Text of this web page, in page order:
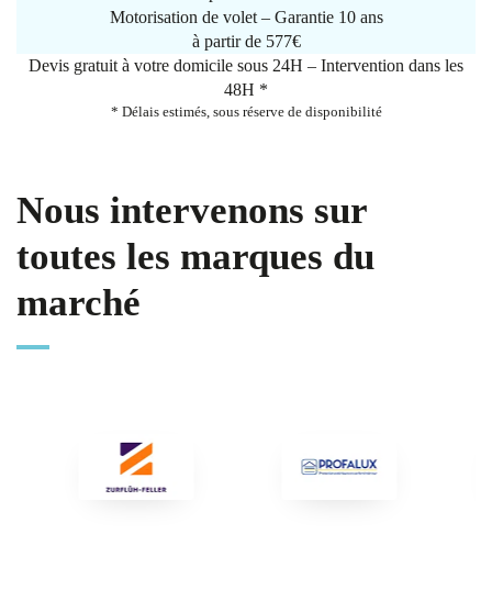
Motorisation de volet – Garantie 10 ans
à partir de 577€
Devis gratuit à votre domicile sous 24H – Intervention dans les
48H *
* Délais estimés, sous réserve de disponibilité
Nous intervenons sur
toutes les marques du
marché